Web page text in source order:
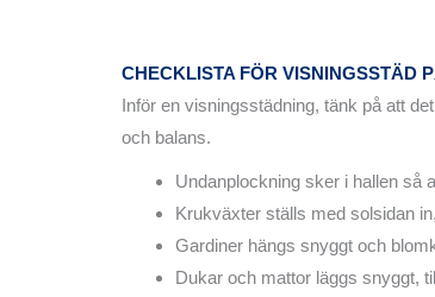
CHECKLISTA FÖR VISNINGSSTÄD
Inför en visningsstädning, tänk på att
och balans.
Undanplockning sker i hallen så
Krukväxter ställs med solsidan
Gardiner hängs snyggt och
Dukar och mattor läggs snyggt,